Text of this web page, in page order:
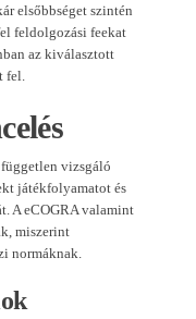
elsőbbséget szintén
feldolgozási feekat
az kiválasztott
fel.
vizsgáló
játékfolyamatot és
A eCOGRA valamint
miszerint
normáknak.